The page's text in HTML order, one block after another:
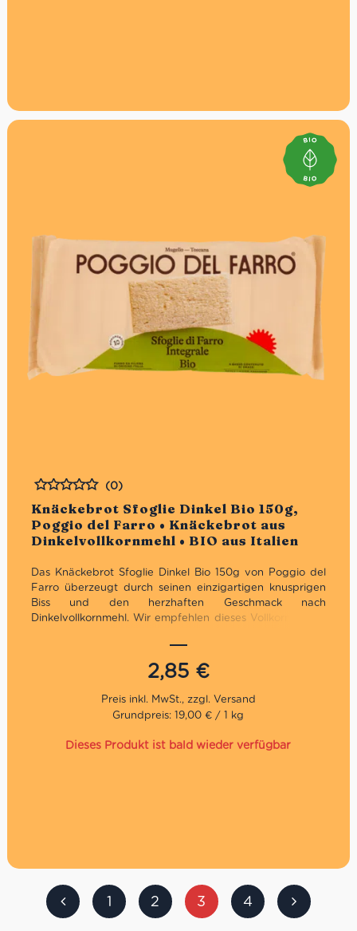
Knäckebrot Sfoglie Dinkel Bio 150g,
Poggio del Farro • Knäckebrot aus
Dinkelvollkornmehl • BIO aus Italien
Bewertet
(0)
Das Knäckebrot Sfoglie Dinkel Bio 150g von Poggio del
Farro überzeugt durch seinen einzigartigen knusprigen
Biss und den herzhaften Geschmack nach
Dinkelvollkornmehl. Wir empfehlen dieses Vollkorn Dinkel
Brotersatz oder einfach nur als Snack zwischendurch.
2,85 €
Grundpreis: 19,00 € / 1 kg
Dieses Produkt ist bald wieder verfügbar
1 2 3 4